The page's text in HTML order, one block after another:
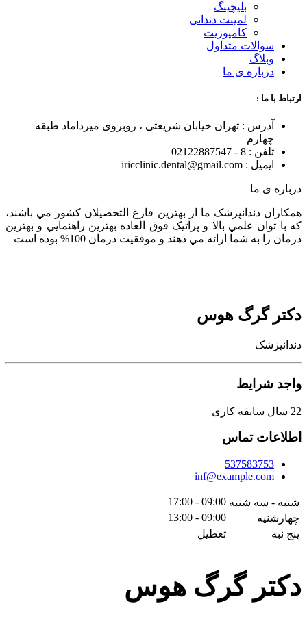
بلیچینگ
لمینت دندانی
کامپوزیت
سوالات متداول
وبلاگ
درباره ی ما
ارتباط با ما :
آدرس : تهران خیابان شریعتی ، روبروی میرداماد طبقه
چهارم
تلفن : 8 - 02122887547
ایمیل : iricclinic.dental@gmail.com
درباره ی ما
همکاران دندانپزشک ما از بهترين فارغ التحصيلان کشور مي باشند،
که با توان علمي بالا و پراتيک فوق العاده بهترين راهنمايي و بهترين
درمان را به شما ارائه مي دهند و موفقيت درمان 100% بوده است
دکتر گرگ هوس
دندانپزشک
واجد شرایط
22 سال سابقه کاری
اطلاعات تماس
537583753
inf@example.com
شنبه - سه شنبه 09:00 - 17:00
چهارشنیه
09:00 - 13:00
پنج نبه
تعطیل
دکتر گرگ هوس